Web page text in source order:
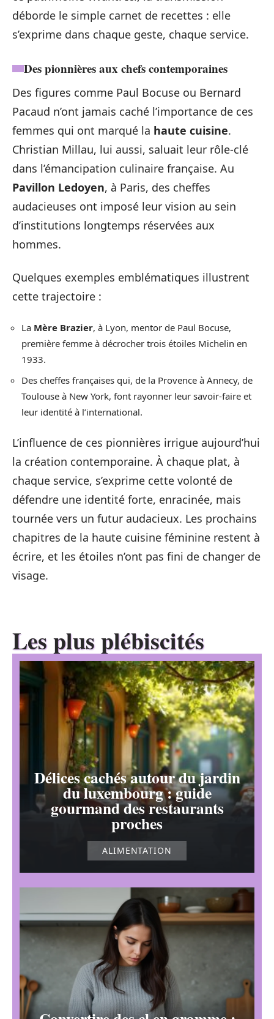
déborde le simple carnet de recettes : elle
s’exprime dans chaque geste, chaque service.
Des pionnières aux chefs contemporaines
Des figures comme Paul Bocuse ou Bernard
Pacaud n’ont jamais caché l’importance de ces
femmes qui ont marqué la haute cuisine.
Christian Millau, lui aussi, saluait leur rôle-clé
dans l’émancipation culinaire française. Au
Pavillon Ledoyen, à Paris, des cheffes
audacieuses ont imposé leur vision au sein
d’institutions longtemps réservées aux
hommes.
Quelques exemples emblématiques illustrent
cette trajectoire :
La Mère Brazier, à Lyon, mentor de Paul Bocuse,
première femme à décrocher trois étoiles Michelin en
1933.
Des cheffes françaises qui, de la Provence à Annecy, de
Toulouse à New York, font rayonner leur savoir-faire et
leur identité à l’international.
L’influence de ces pionnières irrigue aujourd’hui
la création contemporaine. À chaque plat, à
chaque service, s’exprime cette volonté de
défendre une identité forte, enracinée, mais
tournée vers un futur audacieux. Les prochains
chapitres de la haute cuisine féminine restent à
écrire, et les étoiles n’ont pas fini de changer de
visage.
Les plus plébiscités
Délices cachés autour du jardin
du luxembourg : guide
gourmand des restaurants
proches
ALIMENTATION